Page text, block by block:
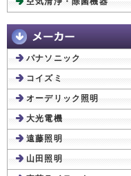
パナソニック
コイズミ
オーデリック照明
大光電機
遠藤照明
山田照明